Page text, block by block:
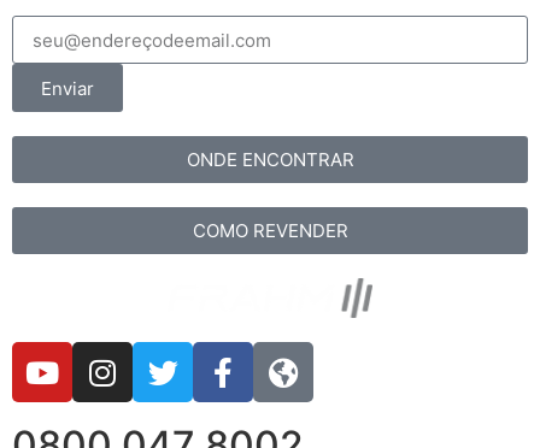
Enviar
ONDE ENCONTRAR
COMO REVENDER